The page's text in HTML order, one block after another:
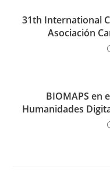
31th International
Asociación
BIOMAPS en
Humanidades